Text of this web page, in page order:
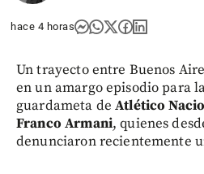
hace 4 horas
Un trayecto entre Buenos
en un amargo episodio para
guardameta deAtlético
Franco Armani, quienes
denunciaron recientemente